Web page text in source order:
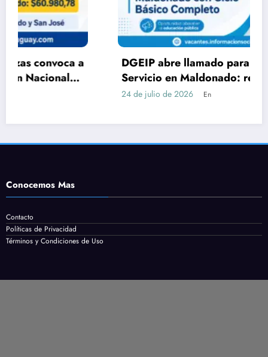
DGEIP abre llamado para Auxiliar de
Servicio en Maldonado: requisitos, tareas y
Conocemos Mas
Contacto
Políticas de Privacidad
Términos y Condiciones de Uso